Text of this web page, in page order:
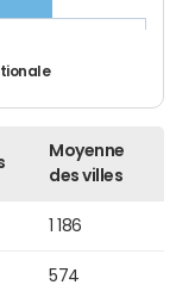
Moyenne
des villes
1 186
574